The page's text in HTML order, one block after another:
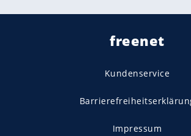
freenet
Kundenservice
Impressum